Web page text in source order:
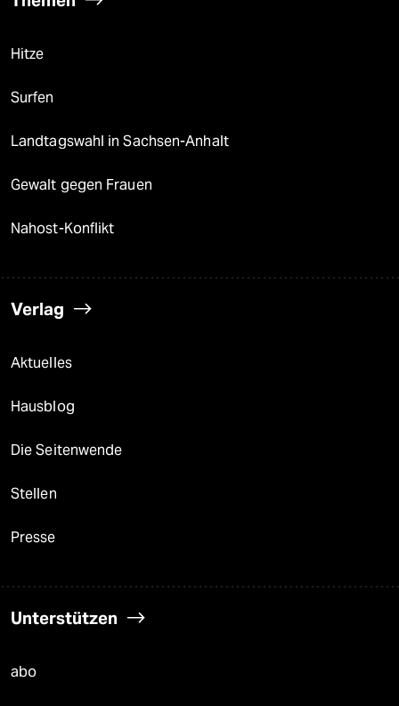
Hitze
Surfen
Landtagswahl in Sachsen-Anhalt
Gewalt gegen Frauen
Nahost-Konflikt
Verlag
Aktuelles
Hausblog
Die Seitenwende
Stellen
Presse
Unterstützen
abo